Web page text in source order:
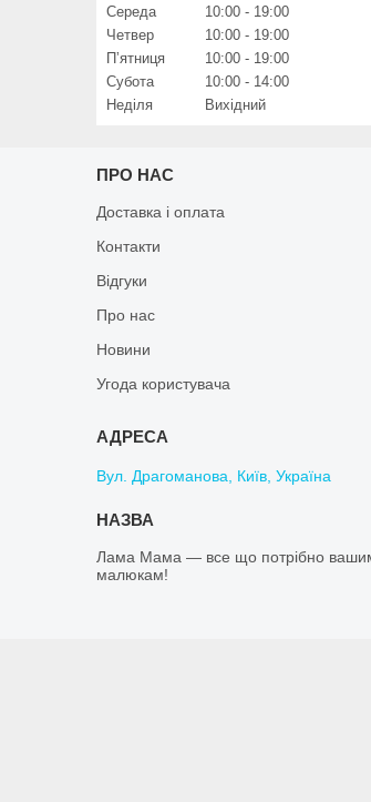
Середа
10:00
19:00
Четвер
10:00
19:00
Пʼятниця
10:00
19:00
Субота
10:00
14:00
Неділя
Вихідний
ПРО НАС
Доставка і оплата
Контакти
Відгуки
Про нас
Новини
Угода користувача
Вул. Драгоманова, Київ, Україна
Лама Мама — все що потрібно
малюкам!